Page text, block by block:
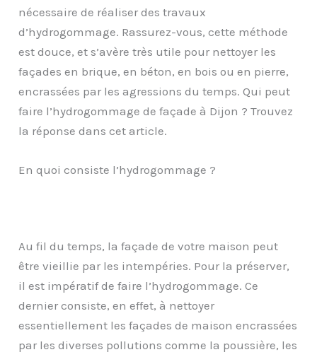
nécessaire de réaliser des travaux
d’hydrogommage. Rassurez-vous, cette méthode
est douce, et s’avère très utile pour nettoyer les
façades en brique, en béton, en bois ou en pierre,
encrassées par les agressions du temps. Qui peut
faire l’hydrogommage de façade à Dijon ? Trouvez
la réponse dans cet article.
En quoi consiste l’hydrogommage ?
Au fil du temps, la façade de votre maison peut
être vieillie par les intempéries. Pour la préserver,
il est impératif de faire l’hydrogommage. Ce
dernier consiste, en effet, à nettoyer
essentiellement les façades de maison encrassées
par les diverses pollutions comme la poussière, les